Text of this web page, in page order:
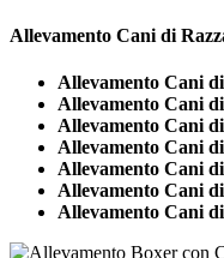
Allevamento Cani di
Allevamento Cani
Allevamento Cani
Allevamento Cani
Allevamento Cani
Allevamento Cani
Allevamento Cani
Allevamento Cani